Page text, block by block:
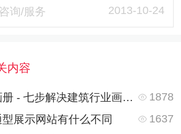
询/服务 2013-10-24
内容
建筑材料行业的画册 - 七步解决建筑行业画册设计到落地的全流程
1878
展示网站有什么不同
1637